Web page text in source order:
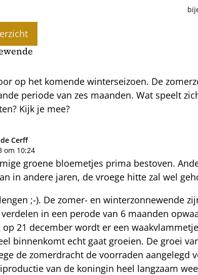
op het komende winterseizoen. De
periode van zes maanden. Wat speelt
Kijk je mee?
Cerff
om 10:24
groene bloemetjes prima bestoven.
in andere jaren, de vroege hitte zal wel
;-). De zomer- en winterzonnewende
in een perode van 6 maanden
21 december wordt er een
binnenkomt echt gaat groeien. De groei
de zomerdracht de voorraden aangelegd
van de koningin heel langzaam